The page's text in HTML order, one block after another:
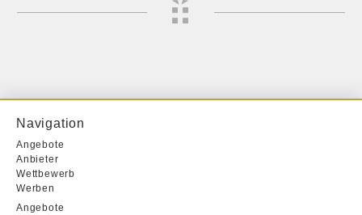
Navigation
Angebote
Anbieter
Wettbewerb
Werben
Angebote